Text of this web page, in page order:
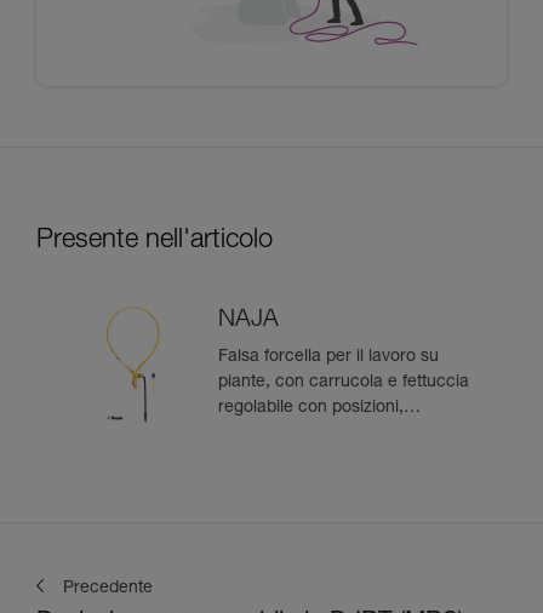
Presente nell'articolo
NAJA
Falsa forcella per il lavoro su
piante, con carrucola e fettuccia
regolabile con posizioni,
Precedente